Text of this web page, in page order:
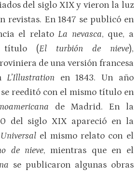
del siglo XIX y vieron la luz
revistas. En 1847 se publicó en
el relatoLa nevasca, que, a
título (El turbión de nieve),
de una versión francesa
L’Illustration en 1843. Un año
reeditó con el mismo título en
de Madrid. En la
del siglo XIX apareció en la
el mismo relato con el
de nieve, mientras que en el
se publicaron algunas obras